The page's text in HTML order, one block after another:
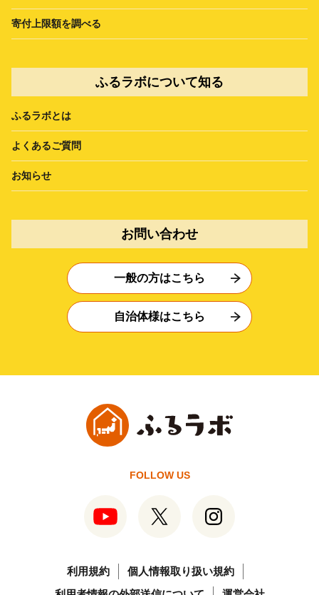
寄付上限額を調べる
ふるラボについて知る
ふるラボとは
よくあるご質問
お知らせ
お問い合わせ
一般の方はこちら
自治体様はこちら
FOLLOW US
利用規約
個人情報取り扱い規約